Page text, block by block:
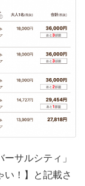
サルシティ」
い！】と記載さ